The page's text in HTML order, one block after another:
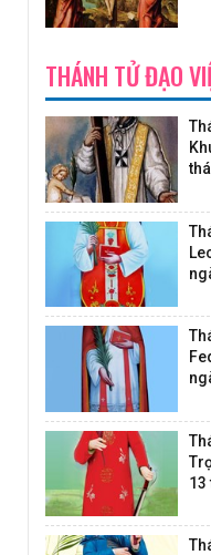
THÁNH TỬ ĐẠO
13